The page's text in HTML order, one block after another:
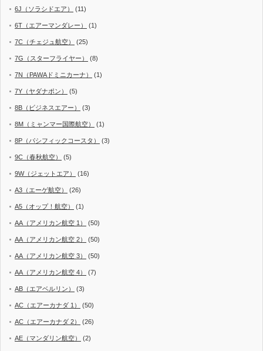
6J（ソラシドエア） (11)
6T（エアーマンダレー） (1)
7C（チェジュ航空） (25)
7G（スターフライヤー） (8)
7N（PAWAドミニカーナ） (1)
7Y（ヤダナポン） (5)
8B（ビジネスエアー） (3)
8M（ミャンマー国際航空） (1)
8P（パシフィックコースタ） (3)
9C（春秋航空） (5)
9W（ジェットエア） (16)
A3（エーゲ航空） (26)
A5（オップ！航空） (1)
AA（アメリカン航空 1） (50)
AA（アメリカン航空 2） (50)
AA（アメリカン航空 3） (50)
AA（アメリカン航空 4） (7)
AB（エアベルリン） (3)
AC（エアーカナダ 1） (50)
AC（エアーカナダ 2） (26)
AE（マンダリン航空） (2)